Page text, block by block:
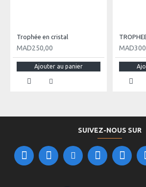
Trophée en cristal
MAD250,00
Ajouter au panier
SUIVEZ-NOUS SUR